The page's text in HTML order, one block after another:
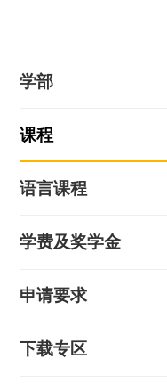
学部
课程
语言课程
学费及奖学金
申请要求
下载专区